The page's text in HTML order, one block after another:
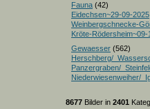
Fauna (42)
Eidechsen~29-09-2025
Weinbergschnecke-
Kröte-Rödersheim~09-
Gewaesser (562)
Herschberg/
Panzergraben/
Niederwiesenweiher/
8677 Bilder in 2401